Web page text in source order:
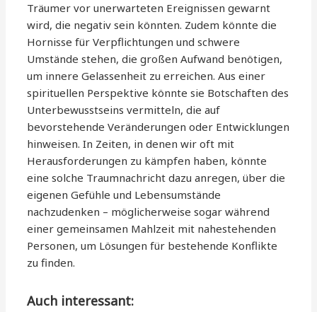
Träumer vor unerwarteten Ereignissen gewarnt
wird, die negativ sein könnten. Zudem könnte die
Hornisse für Verpflichtungen und schwere
Umstände stehen, die großen Aufwand benötigen,
um innere Gelassenheit zu erreichen. Aus einer
spirituellen Perspektive könnte sie Botschaften des
Unterbewusstseins vermitteln, die auf
bevorstehende Veränderungen oder Entwicklungen
hinweisen. In Zeiten, in denen wir oft mit
Herausforderungen zu kämpfen haben, könnte
eine solche Traumnachricht dazu anregen, über die
eigenen Gefühle und Lebensumstände
nachzudenken – möglicherweise sogar während
einer gemeinsamen Mahlzeit mit nahestehenden
Personen, um Lösungen für bestehende Konflikte
zu finden.
Auch interessant: